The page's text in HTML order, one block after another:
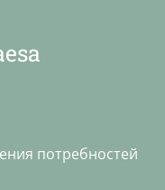
потребностей